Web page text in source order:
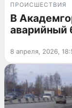
ПРОИСШЕСТВИЯ
В
аварийный
8 апреля, 2026,